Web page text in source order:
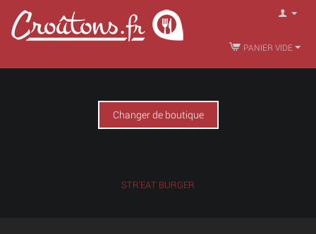
PANIER VIDE
Changer de boutique
STR'EAT BURGER